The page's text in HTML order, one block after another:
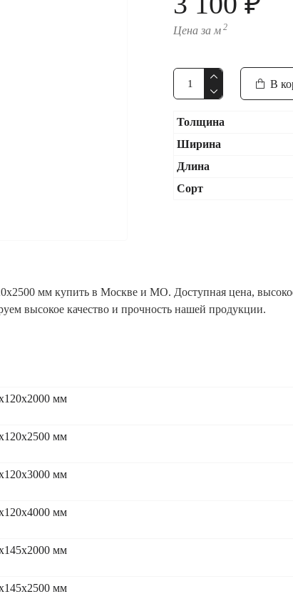
В
Цена за м 2
Толщина
Ширина
Длина
Сорт
мм купить в Москве и МО. Доступная цена,
высокое качество и прочность нашей продукции.
мм
мм
мм
мм
мм
мм